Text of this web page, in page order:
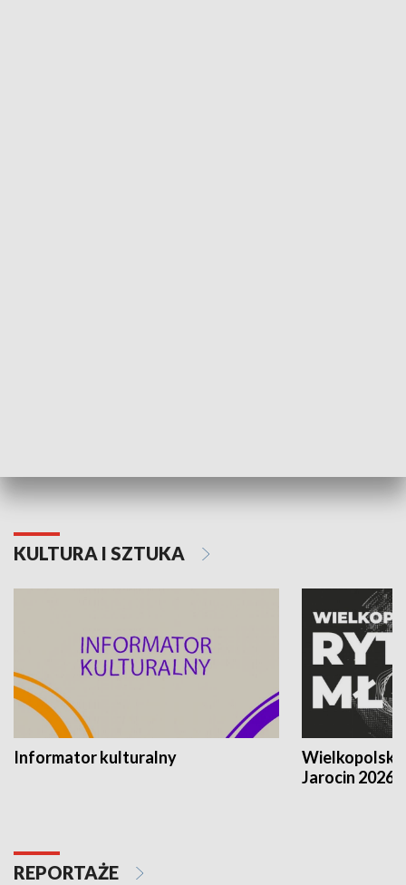
KULTURA I SZTUKA
Informator kulturalny
Jarocin 2026
REPORTAŻE